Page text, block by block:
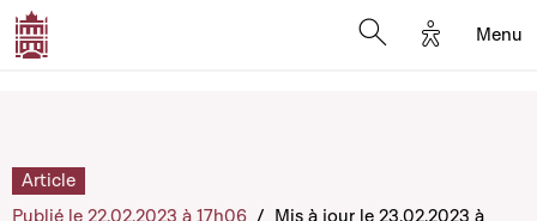
Options
Menu
Article
Publié le 22.02.2023 à 17h06 / Mis à jour le 23.02.2023 à